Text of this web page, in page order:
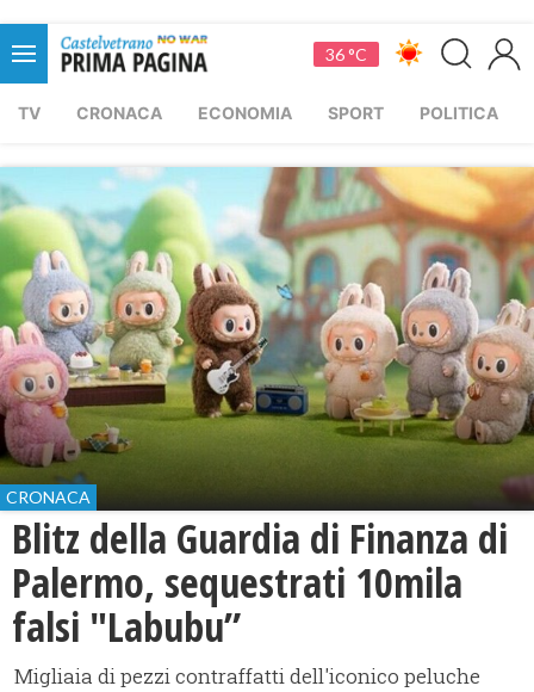
36 °C
TV CRONACA ECONOMIA SPORT POLITICA
CRONACA
Blitz della Guardia di Finanza di
Palermo, sequestrati 10mila
falsi "Labubu”
Migliaia di pezzi contraffatti dell'iconico peluche